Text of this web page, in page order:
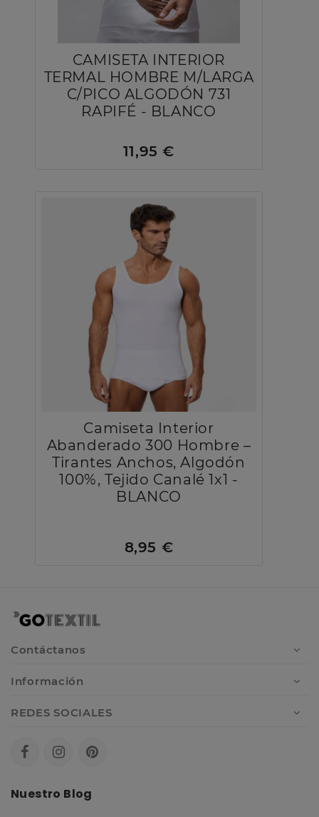
CAMISETA INTERIOR
TERMAL HOMBRE M/LARGA
C/PICO ALGODÓN 731
RAPIFÉ - BLANCO
11,95 €
Camiseta Interior
Abanderado 300 Hombre –
Tirantes Anchos, Algodón
100%, Tejido Canalé 1x1 -
BLANCO
8,95 €
Contáctanos
Información
REDES SOCIALES
Nuestro Blog